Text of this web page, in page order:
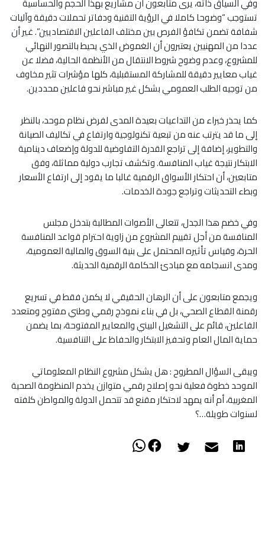
تستوجب “وضوحا كاملا في الرؤية التقنية ودفاتر تحملات دقيقة وآليات
شفافة تضمن تكافؤ الفرص بين مختلف الفاعلين الاقتصاديين”. غير أن
عددا من المهنيين يعتبرون أن الغموض الذي يحيط بالتصور النهائي
للمشروع، وعدم وضوح شروط الانتقال من الأنظمة الحالية، فضلا عن
غياب معايير دقيقة للمشاركة المستقبلية، كلها مؤشرات تثير مخاوف
من توجيه الطلب العمومي بشكل غير مباشر نحو فاعلين محددين.
كما يحذر خبراء من التداعيات بعيدة المدى لفرض نظام موحد، بالنظر
إلى ما قد يترتب عنه من تبعية تكنولوجية وارتفاع في تكاليف الصيانة
والتطوير، إضافة إلى تراجع القدرة التفاوضية للدولة وإضعاف دينامية
الابتكار نتيجة غياب المنافسة. وتكشف تجارب دولية مماثلة، وفق
متابعين، أن احتكار الأسواق الرقمية غالبا ما يقود إلى ارتفاع الأسعار
وبطء التحديثات وتراجع جودة الخدمات.
وفي خضم هذا الجدل، تتعالى الأصوات المطالبة بتدخل مجلس
المنافسة من أجل تقييم المشروع من زاوية احترام قواعد المنافسة
الحرة، وقياس تأثيره المحتمل على بنية السوق والمالية العمومية،
ومدى انسجامه مع مبادئ الحكامة الرقمية الحديثة.
ويجمع متابعون على أن الرهان الحقيقي لا يكمن فقط في تسريع
رقمنة القطاع الصحي، بل في بناء نموذج رقمي وطني مفتوح ومتعدد
الفاعلين، قائم على التشغيل البيني والمعايير المفتوحة، بما يضمن
حماية المال العام وتحفيز الابتكار والحفاظ على التنافسية.
ويبقى السؤال المطروح : هل يشكل مشروع النظام المعلوماتي
الموحد خطوة فعلية نحو إصلاح رقمي متوازن يخدم المنظومة الصحية
المغربية، أم أنه يمهد لاحتكار مقنع قد تتحمل الدولة والمواطن كلفته
لسنوات طويلة…؟